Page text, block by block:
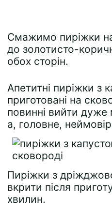
Смажимо пиріжки
до золотисто-
обох сторін.
Апетитні пиріжки з
приготовані на
повинні вийти
а, головне,
Пиріжки з
вкрити після
хвилин.